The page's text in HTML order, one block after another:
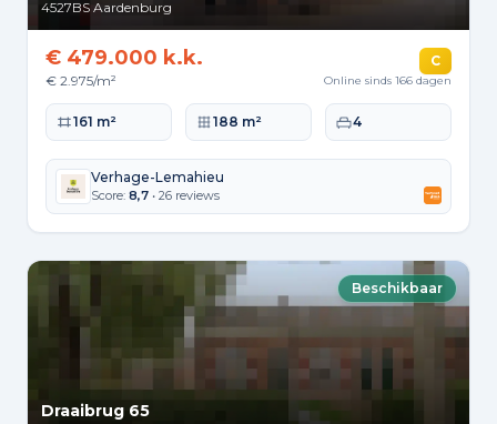
4527BS Aardenburg
€ 479.000 k.k.
€ 2.975/m²
C
Online sinds 166 dagen
Woonoppervlakte
161 m² Perceeloppervlakte
188 m² Slaapkamers
4
Verhage-Lemahieu
Score: 8,7 • 26 reviews
Beschikbaar
Draaibrug 65